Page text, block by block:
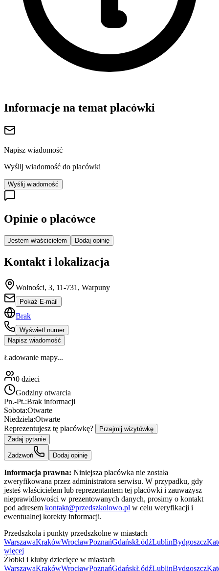
Informacje na temat placówki
Napisz wiadomość
Wyślij wiadomość do placówki
Wyślij wiadomość
Opinie o placówce
Jestem właścicielem Dodaj opinię
Kontakt i lokalizacja
Wolności, 3, 11-731, Warpuny
Pokaż E-mail
Brak
Wyświetl numer
Napisz wiadomość
Ładowanie mapy...
0 dzieci
Godziny otwarcia
Pn.-Pt.:Brak informacji
Sobota:Otwarte
Niedziela:Otwarte
Reprezentujesz tę placówkę?
Przejmij wizytówkę
Zadaj pytanie
Zadzwoń Dodaj opinię
Informacja prawna: Niniejsza placówka nie została
zweryfikowana przez administratora serwisu. W przypadku, gdy
jesteś właścicielem lub reprezentantem tej placówki i zauważysz
nieprawidłowości w prezentowanych danych, prosimy o kontakt
pod adresem kontakt@przedszkolowo.pl w celu weryfikacji i
ewentualnej korekty informacji.
Przedszkola i punkty przedszkolne w miastach
WarszawaKrakówWrocławPoznańGdańskŁódźLublinBydgoszcz
więcej
Żłobki i kluby dziecięce w miastach
WarszawaKrakówWrocławPoznańGdańskŁódźLublinBydgoszcz